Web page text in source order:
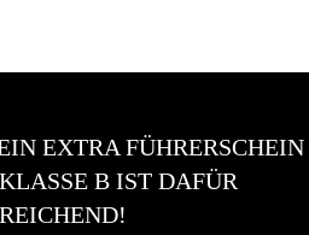
EXTRA FÜHRERSCHEIN
B IST DAFÜR